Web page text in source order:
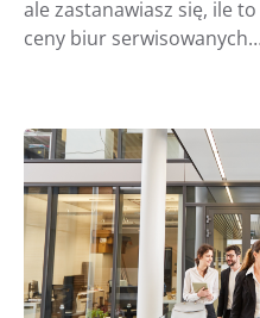
ale zastanawiasz się, ile
ceny biur